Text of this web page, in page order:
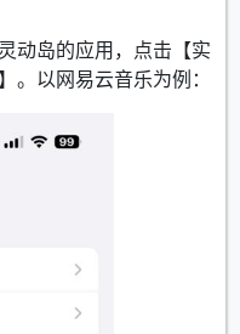
动岛的应用，点击【实
。以网易云音乐为例：